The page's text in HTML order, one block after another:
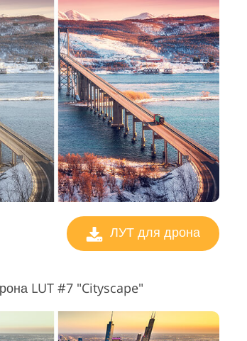
ЛУТ для дрона
LUT #7 "Cityscape"